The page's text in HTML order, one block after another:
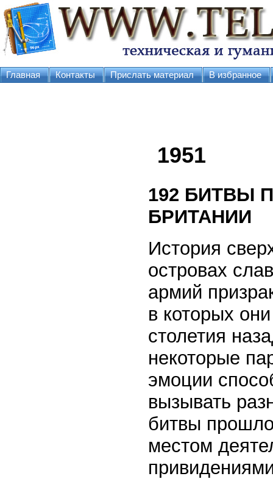
Главная Контакты Прислать материал В избранное
1951
192 БИТВЫ
БРИТАНИИ
История
островах
армий
в которых
столетия
некоторые
эмоции
вызывать
битвы
местом